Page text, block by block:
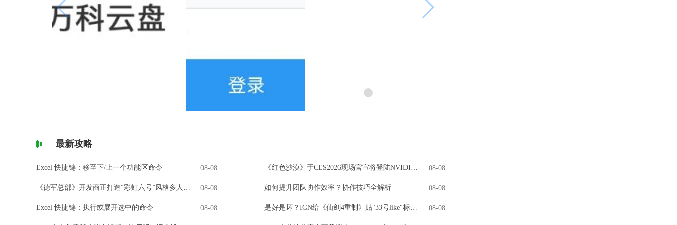
最新攻略
Excel 快捷键：移至下/上一个功能区命令 08-08 《红色沙漠》于CES2026现场官宣将登陆NVIDIA GeForce NOW 08-08
《德军总部》开发商正打造“彩虹六号”风格多人游戏 08-08 如何提升团队协作效率？协作技巧全解析 08-08
Excel 快捷键：执行或展开选中的命令 08-08 是好是坏？IGN给《仙剑4重制》贴"33号like"标签引热议 08-08